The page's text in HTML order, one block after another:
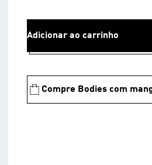
Adicionar ao carrinho
Compre Bodies com